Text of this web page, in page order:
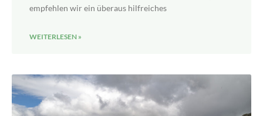
empfehlen wir ein überaus hilfreiches
WEITERLESEN »